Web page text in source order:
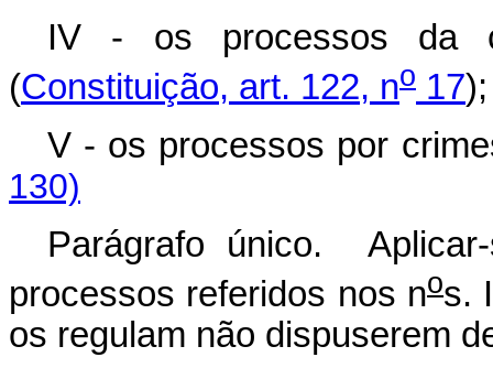
IV - os processos da
(Constituição, art. 122, no 17);
V - os processos por
130)
Parágrafo único.
processos referidos nos nos.
os regulam não dispuserem